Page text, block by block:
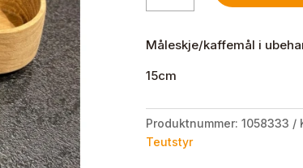
15cm
Måleskje/kaffemål i
15cm
Produktnummer: 1058333
Teutstyr